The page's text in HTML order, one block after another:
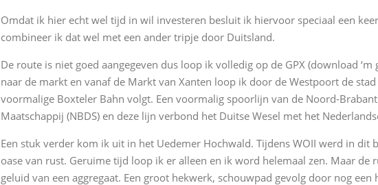
Omdat ik hier echt wel tijd in wil investeren besluit ik hiervoor speciaal een
combineer ik dat wel met een ander tripje door Duitsland.
De route is niet goed aangegeven dus loop ik volledig op de GPX (download
naar de markt en vanaf de Markt van Xanten loop ik door de Westpoort de
voormalige Boxteler Bahn volgt. Een voormalig spoorlijn van de Noord-
Maatschappij (NBDS) en deze lijn verbond het Duitse Wesel met het
Een stuk verder kom ik uit in het Uedemer Hochwald. Tijdens WOII werd in dit
oase van rust. Geruime tijd loop ik er alleen en ik word helemaal zen. Maar
geluid van een aggregaat. Een groot hekwerk, schouwpad gevolg door nog